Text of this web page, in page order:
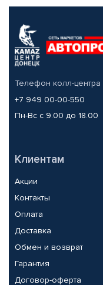
Телефон колл-центра
+7 949 00-00-550
Пн-Вс с 9.00 до 18.00
Клиентам
Акции
Контакты
Оплата
Доставка
Обмен и возврат
Гарантия
Договор-оферта